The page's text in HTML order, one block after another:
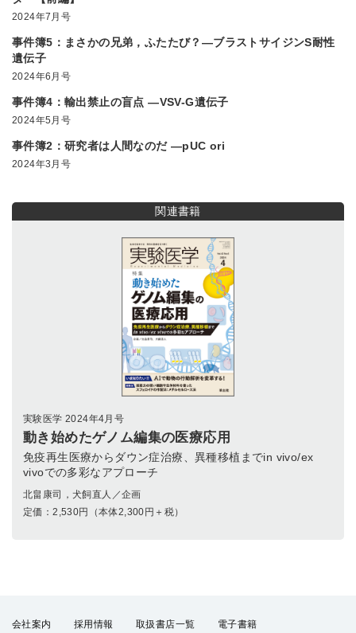
2024年7月号
事件簿5：まさかの兄弟，ふたたび？―ブラストサイジンS耐性
遺伝子
2024年6月号
事件簿4：輸出禁止の盲点 ―VSV-G遺伝子
2024年5月号
事件簿2：研究者は人間なのだ ―pUC ori
2024年3月号
関連書籍
実験医学 2024年4月号
動き始めたゲノム編集の医療応用
免疫再生医療からダウン症治療、異種移植までin vivo/ex
vivoでの多彩なアプローチ
北畠康司，犬飼直人／企画
定価：2,530円（本体2,300円＋税）
会社案内 採用情報 取扱書店一覧 電子書籍